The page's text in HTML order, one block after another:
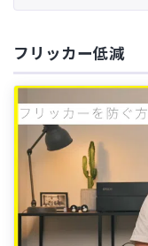
フリッカー低減